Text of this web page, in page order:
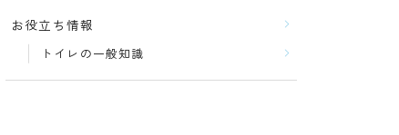
お役立ち情報
トイレの一般知識